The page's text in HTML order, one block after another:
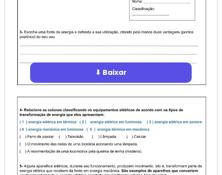
⬇ Baixar